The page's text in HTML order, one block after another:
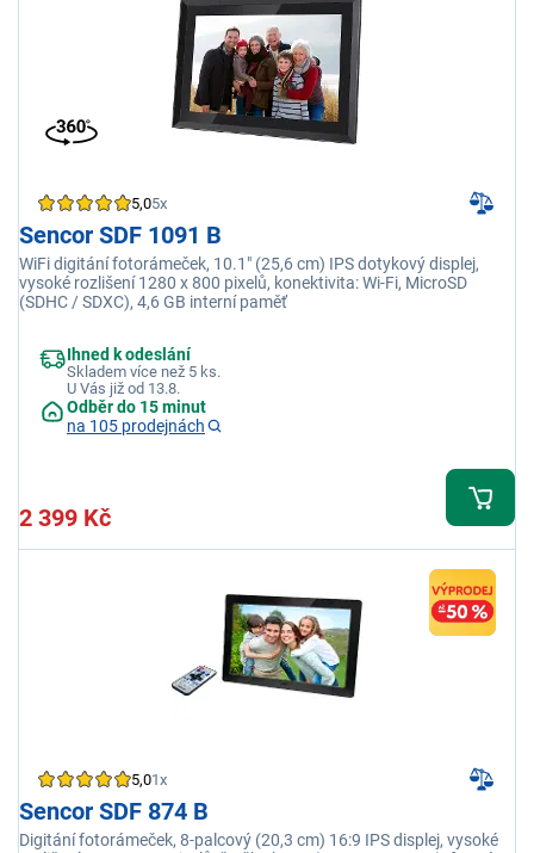
5,05x
Sencor SDF 1091 B
WiFi digitání fotorámeček, 10.1" (25,6 cm) IPS dotykový displej,
vysoké rozlišení 1280 x 800 pixelů, konektivita: Wi-Fi, MicroSD
(SDHC / SDXC), 4,6 GB interní paměť
Ihned k odeslání
Skladem více než 5 ks.
U Vás již od 13.8.
Odběr do 15 minut
na 105 prodejnách
2 399 Kč
5,01x
Sencor SDF 874 B
Digitání fotorámeček, 8-palcový (20,3 cm) 16:9 IPS displej, vysoké